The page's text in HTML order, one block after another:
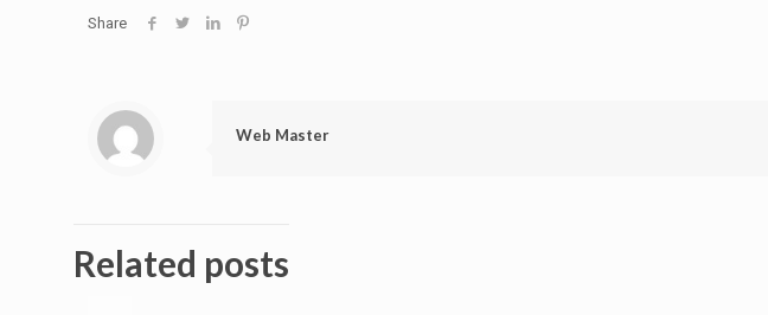
Share
Web Master
Related posts